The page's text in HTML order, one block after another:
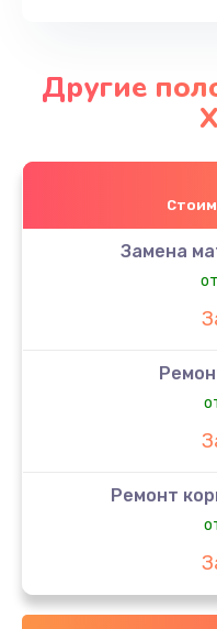
Другие
Замена
Ремонт